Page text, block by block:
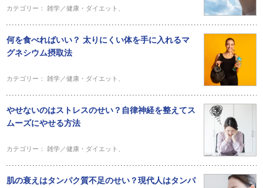
カテゴリー：雑学／健康・ダイエット
何を食べればいい？ 太りにくい体を手に入れるマ
グネシウム摂取法
カテゴリー：雑学／健康・ダイエット
やせないのはストレスのせい？自律神経を整えてス
ムーズにやせる方法
カテゴリー：雑学／健康・ダイエット
肌の衰えはタンパク質不足のせい？現代人はタンパ